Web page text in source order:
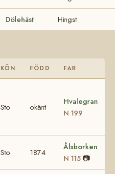
Dölehäst Hingst
KÖN FÖDD FAR
Sto okänt
Hvalegran
N 199
Sto 1874
Ålsborken
N 115 📷